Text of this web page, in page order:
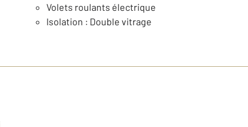
Volets roulants électrique
Isolation : Double vitrage